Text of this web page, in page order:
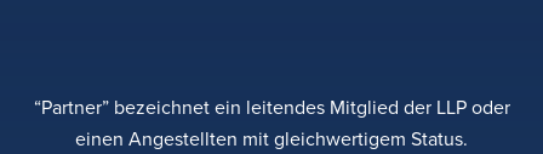
“Partner” bezeichnet ein leitendes Mitglied der LLP oder
einen Angestellten mit gleichwertigem Status.